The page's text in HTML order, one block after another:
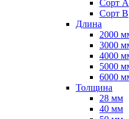
Сорт А
Сорт B
Длина
2000
3000
4000
5000
6000
Толщина
28 мм
40 мм